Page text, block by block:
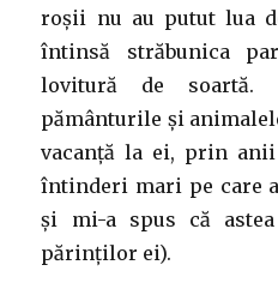
roșii nu au putut lua
întinsă străbunica
lovitură de
pământurile și
vacanță la ei, prin
întinderi mari pe care
și mi-a spus că
părinților ei).